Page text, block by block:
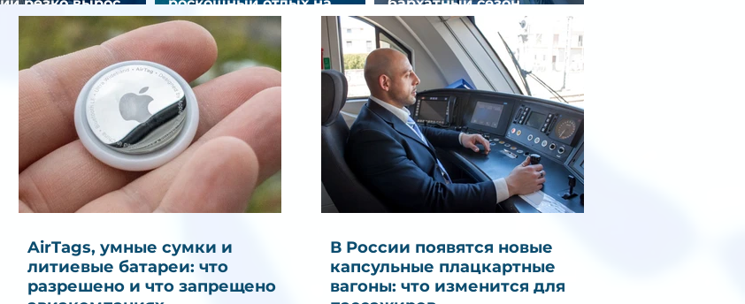
резко вырос
отели без звезд
роскошный отдых на
Мальдивах
бархатный сезон
снизилась на 9%
AirTags, умные сумки и
литиевые батареи: что
разрешено и что запрещено в
В России появятся новые
капсульные плацкартные
вагоны: что изменится для